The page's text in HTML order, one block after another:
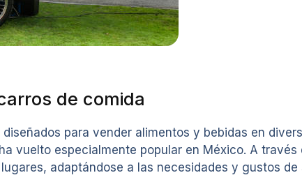
de comida
para vender alimentos y bebidas en
vuelto especialmente popular en México. A
adaptándose a las necesidades y gustos de